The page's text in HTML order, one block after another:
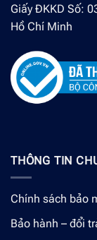
Giấy ĐKKD Số:
Hồ Chí Minh
THÔNG TIN
Chính sách bảo
Bảo hành – đổi